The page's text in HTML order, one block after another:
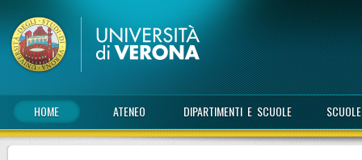
HOME ATENEO DIPARTIMENTI E SCUOLE